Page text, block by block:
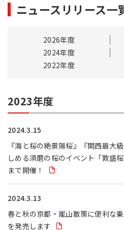
ニュースリリース一
2026年度
2024年度
2022年度
2023年度
2024.3.15
『海と桜の絶景陽桜』『関西最大
しめる須磨の桜のイベント「敦盛
まで開催！
2024.3.13
春と秋の京都・嵐山散策に便利な
を発売します
企業・IR情報
山陽電鉄グループ
サイトマップ